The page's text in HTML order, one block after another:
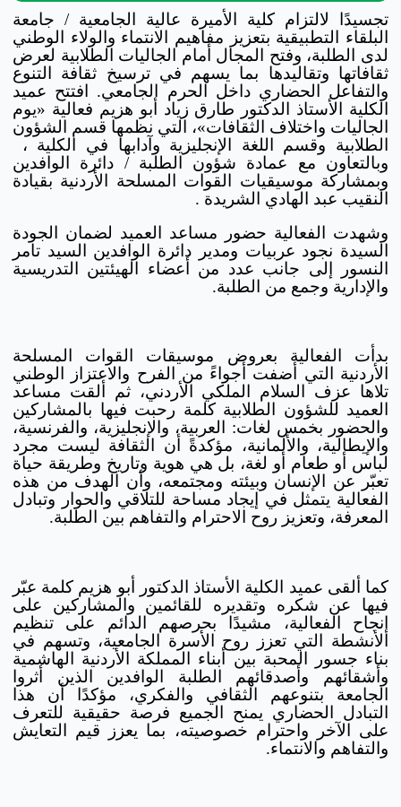
تجسيدًا لالتزام كلية الأميرة عالية الجامعية / جامعة
البلقاء التطبيقية بتعزيز مفاهيم الانتماء والولاء الوطني
لدى الطلبة، وفتح المجال أمام الجاليات الطلابية لعرض
ثقافاتها وتقاليدها بما يسهم في ترسيخ ثقافة التنوع
والتفاعل الحضاري داخل الحرم الجامعي. افتتح عميد
الكلية الأستاذ الدكتور طارق زياد أبو هزيم فعالية «يوم
الجاليات واختلاف الثقافات»، التي نظمها قسم الشؤون
الطلابية وقسم اللغة الإنجليزية وآدابها في الكلية ،
وبالتعاون مع عمادة شؤون الطلبة / دائرة الوافدين
وبمشاركة موسيقيات القوات المسلحة الأردنية بقيادة
النقيب عبد الهادي الشريدة .
وشهدت الفعالية حضور مساعد العميد لضمان الجودة
السيدة نجود عربيات ومدير دائرة الوافدين السيد تامر
النسور إلى جانب عدد من أعضاء الهيئتين التدريسية
والإدارية وجمع من الطلبة.
بدأت الفعالية بعروض موسيقات القوات المسلحة
الأردنية التي أضفت أجواءً من الفرح والاعتزاز الوطني
تلاها عزف السلام الملكي الأردني، ثم ألقت مساعد
العميد للشؤون الطلابية كلمة رحبت فيها بالمشاركين
والحضور بخمس لغات: العربية، والإنجليزية، والفرنسية،
والإيطالية، والألمانية، مؤكدةً أن الثقافة ليست مجرد
لباس أو طعام أو لغة، بل هي هوية وتاريخ وطريقة حياة
تعبّر عن الإنسان وبيئته ومجتمعه، وأن الهدف من هذه
الفعالية يتمثل في إيجاد مساحة للتلاقي والحوار وتبادل
المعرفة، وتعزيز روح الاحترام والتفاهم بين الطلبة.
كما ألقى عميد الكلية الأستاذ الدكتور أبو هزيم كلمة عبّر
فيها عن شكره وتقديره للقائمين والمشاركين على
إنجاح الفعالية، مشيدًا بحرصهم الدائم على تنظيم
الأنشطة التي تعزز روح الأسرة الجامعية، وتسهم في
بناء جسور المحبة بين أبناء المملكة الأردنية الهاشمية
وأشقائهم وأصدقائهم الطلبة الوافدين الذين أثروا
الجامعة بتنوعهم الثقافي والفكري، مؤكدًا أن هذا
التبادل الحضاري يمنح الجميع فرصة حقيقية للتعرف
على الآخر واحترام خصوصيته، بما يعزز قيم التعايش
والتفاهم والانتماء.